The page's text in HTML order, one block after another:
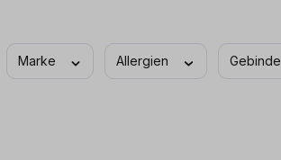
Marke Allergien Gebinde